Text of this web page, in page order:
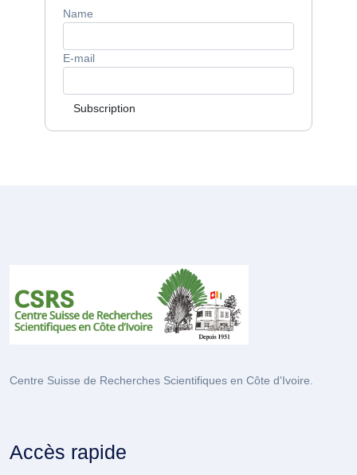
Name
E-mail
Subscription
Centre Suisse de Recherches Scientifiques en Côte d'Ivoire.
Accès rapide